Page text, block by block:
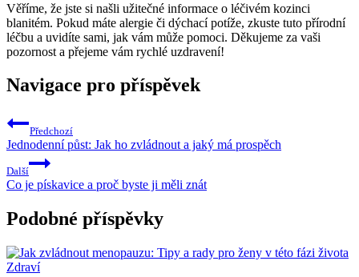
Věříme, že jste si našli užitečné informace o léčivém kozinci
blanitém. Pokud máte alergie či dýchací potíže, zkuste tuto přírodní
léčbu a uvidíte sami, jak vám může pomoci. Děkujeme za vaši
pozornost a přejeme vám rychlé uzdravení!
Navigace pro příspěvek
Předchozí
Jednodenní půst: Jak ho zvládnout a jaký má prospěch
Další
Co je pískavice a proč byste ji měli znát
Podobné příspěvky
Zdraví